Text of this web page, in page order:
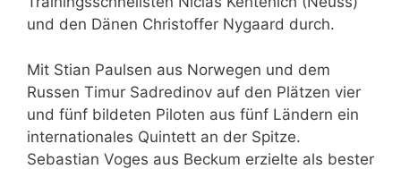
und den Dänen Christoffer Nygaard durch.
Mit Stian Paulsen aus Norwegen und dem
Russen Timur Sadredinov auf den Plätzen vier
und fünf bildeten Piloten aus fünf Ländern ein
internationales Quintett an der Spitze.
Sebastian Voges aus Beckum erzielte als bester